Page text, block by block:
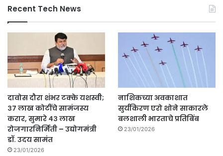
Recent Tech News
दावोस दौरा शंभर टक्के यशस्वी;
३७ लाख कोटींचे सामंजस्य
करार, सुमारे ४३ लाख
रोजगारनिर्मिती – उद्योगमंत्री
डॉ. उदय सामंत
23/01/2026
नाशिकच्या अवकाशात
सुर्यकिरण एरो शोने साकारले
बलशाली भारताचे प्रतिबिंब
23/01/2026